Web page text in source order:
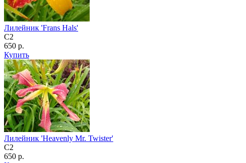
Лилейник 'Frans Hals'
C2
650 р.
Купить
Лилейник 'Heavenly Mr. Twister'
C2
650 р.